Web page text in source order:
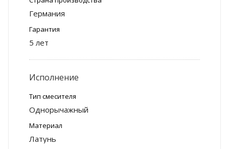
Германия
Гарантия
5 лет
Исполнение
Тип смесителя
Однорычажный
Материал
Латунь